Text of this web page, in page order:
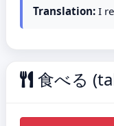
Translation:I
食べる